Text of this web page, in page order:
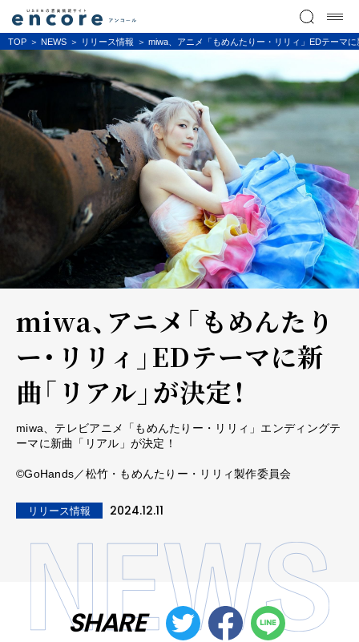
TOP NEWS リリース情報 miwa、アニメ「もめんたりー・リリィ」EDテーマ
miwa、アニメ「もめんたり
ー・リリィ」EDテーマに新
曲「リアル」が決定！
miwa、テレビアニメ「もめんたりー・リリィ」エンディングテ
ーマに新曲「リアル」が決定！
©GoHands／松竹・もめんたりー・リリィ製作委員会
リリース情報 2024.12.11
SHARE